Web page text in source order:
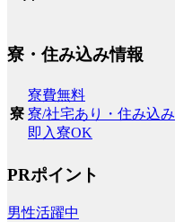
寮・住み込み情報
寮
寮費無料
寮/社宅あり・住み込み
即入寮OK
PRポイント
男性活躍中